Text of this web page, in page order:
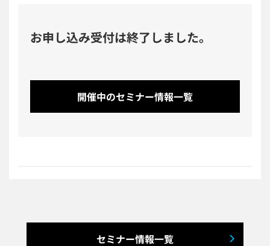
お申し込み受付は終了しました。
開催中のセミナー情報一覧
セミナー情報一覧